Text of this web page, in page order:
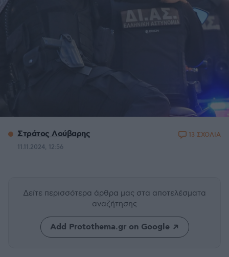
Στράτος Λούβαρης
11.11.2024, 12:56
13 ΣΧΟΛΙΑ
Δείτε περισσότερα άρθρα μας στα αποτελέσματα
αναζήτησης
Add Protothema.gr on Google